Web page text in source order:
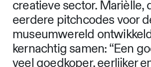
creatieve sector. Marièlle,
eerdere pitchcodes voor
museumwereld
kernachtig samen: “Een
veel goedkoper, eerlijker